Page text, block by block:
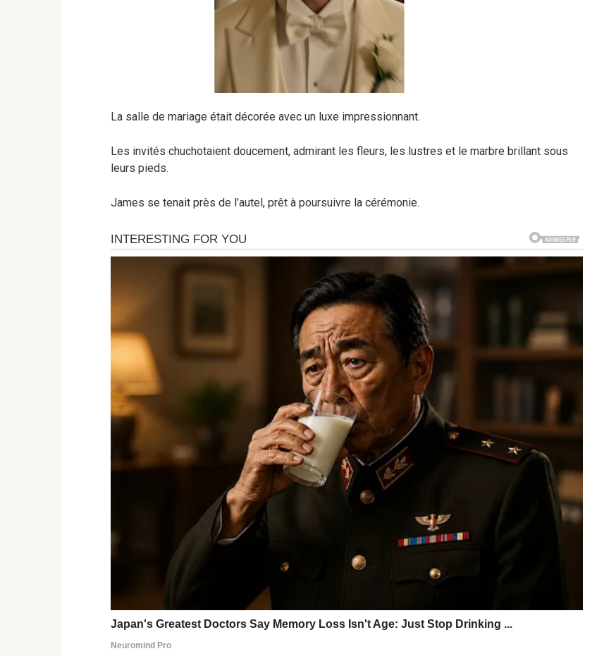
La salle de mariage était décorée avec un luxe impressionnant.
Les invités chuchotaient doucement, admirant les fleurs, les lustres et le marbre brillant sous
leurs pieds.
James se tenait près de l’autel, prêt à poursuivre la cérémonie.